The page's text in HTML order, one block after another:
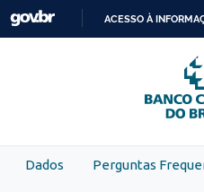
Skip to main content
ACESSO À
Dados Perguntas